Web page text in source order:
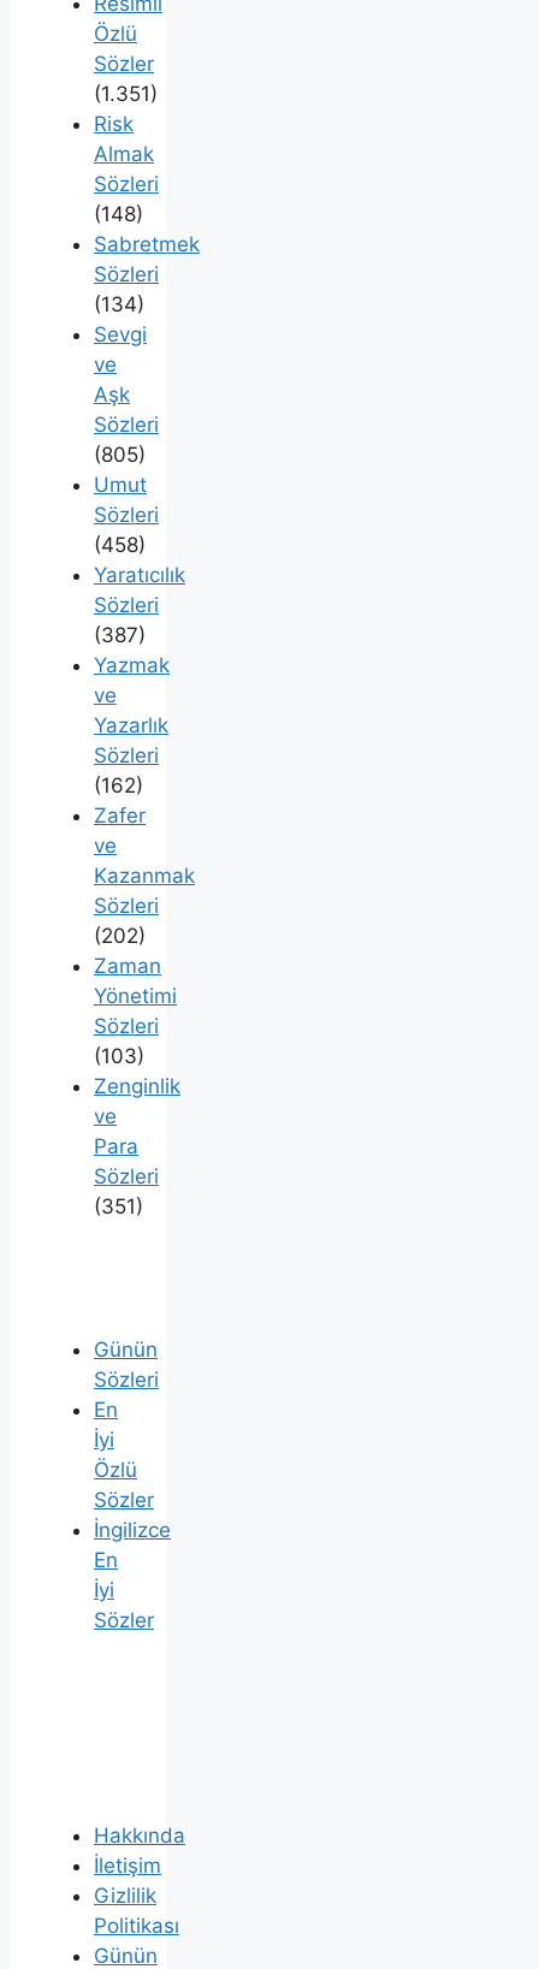
Özlü
Sözler
(1.351)
Risk
Almak
Sözleri
(148)
Sabretmek
Sözleri
(134)
Sevgi
ve
Aşk
Sözleri
(805)
Umut
Sözleri
(458)
Yaratıcılık
Sözleri
(387)
Yazmak
ve
Yazarlık
Sözleri
(162)
Zafer
ve
Kazanmak
Sözleri
(202)
Zaman
Yönetimi
Sözleri
(103)
Zenginlik
ve
Para
Sözleri
(351)
Günün
Sözleri
En
İyi
Özlü
Sözler
İngilizce
En
İyi
Sözler
Hakkında
İletişim
Gizlilik
Politikası
Günün